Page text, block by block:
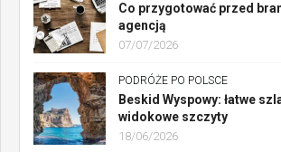
Co przygotować przed
agencją
07/07/2026
PODRÓŻE PO POLSCE
Beskid Wyspowy: łatwe
widokowe szczyty
18/06/2026